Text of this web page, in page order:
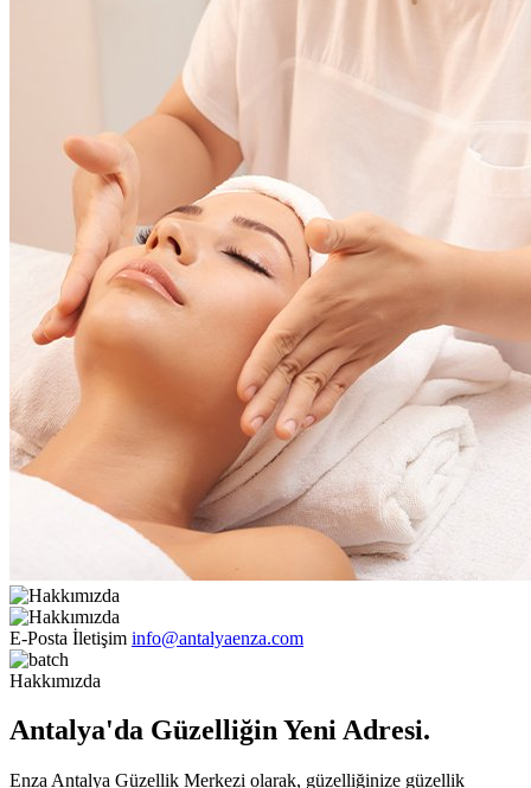
E-Posta İletişim info@antalyaenza.com
Hakkımızda
Antalya'da Güzelliğin Yeni Adresi.
Enza Antalya Güzellik Merkezi olarak, güzelliğinize güzellik